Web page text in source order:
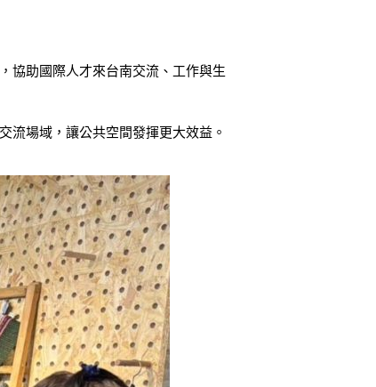
協助國際人才來台南交流、工作與生
流場域，讓公共空間發揮更大效益。